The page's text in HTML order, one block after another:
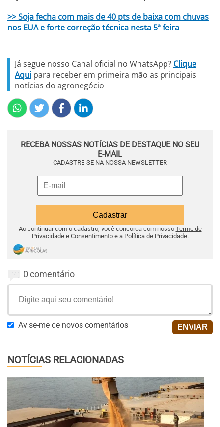
>> Soja fecha com mais de 40 pts de baixa com chuvas
nos EUA e forte correção técnica nesta 5ª feira
Já segue nosso Canal oficial no WhatsApp? Clique
Aqui para receber em primeira mão as principais
notícias do agronegócio
RECEBA NOSSAS NOTÍCIAS DE DESTAQUE NO SEU
E-MAIL
CADASTRE-SE NA NOSSA NEWSLETTER
Ao continuar com o cadastro, você concorda com nosso Termo de
Privacidade e Consentimentoe a Política de Privacidade.
0 comentário
Avise-me de novos comentários
NOTÍCIAS RELACIONADAS